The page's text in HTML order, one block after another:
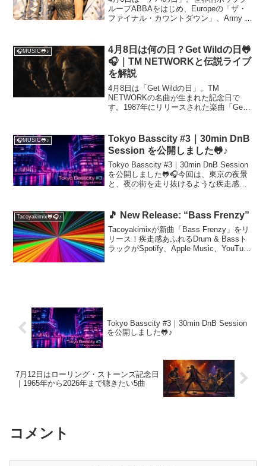
ループABBAをはじめ、Europeの「ザ・
ファイナル・カウントダウン」、Army of
を解説します。
🎧MUSIC🐸♪
4月8日は何の日？Get Wildの日🐸
🎧｜TM NETWORKと伝説ライブ
を解説
4月8日は「Get Wildの日」。TM
NETWORKの名曲が生まれた記念日で
す。1987年にリリースされた楽曲「Get
ライブ文化にも大きなインパクトを残し
まし...
🎧MUSIC🐸♪
Tokyo Basscity #3｜30min DnB
Session を公開しました🐸♪
Tokyo Basscity #3｜30min DnB Session
を公開しました🐸🎧今回は、東京の夜景
と、夜の街を走り抜けるような疾走感を
Tacoyakimix🐸🎧♪ 🎵 New Release: “Bass Frenzy”
Tacoyakimixが新曲「Bass Frenzy」をリ
リース！疾走感あふれるDrum & Bassト
ラックがSpotify、Apple Music、YouTube
Tokyo Basscity #3｜30min DnB Session
を公開しました🐸♪
7月12日はローリング・ストーンズ記念日
｜1965年から2026年まで聴きたい5曲
コメント